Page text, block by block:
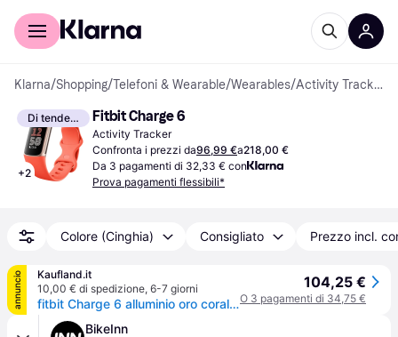
Per il tuo shopping
Klarna/Shopping/Telefoni & Wearable/Wearables/ Activity Tracker
Di tendenza
+2
Fitbit Charge 6
Activity Tracker
Confronta i prezzi da96,99 €a218,00 €
Da 3 pagamenti di 32,33 € con
Prova pagamenti flessibili*
Colore (Cinghia) Consigliato Prezzo incl.
annuncio
Kaufland.it
10,00 € di spedizione, 6-7 giorni
fitbit Charge 6 alluminio oro corallo/champagne
104,25 €
O 3 pagamenti di 34,75 €
BikeInn